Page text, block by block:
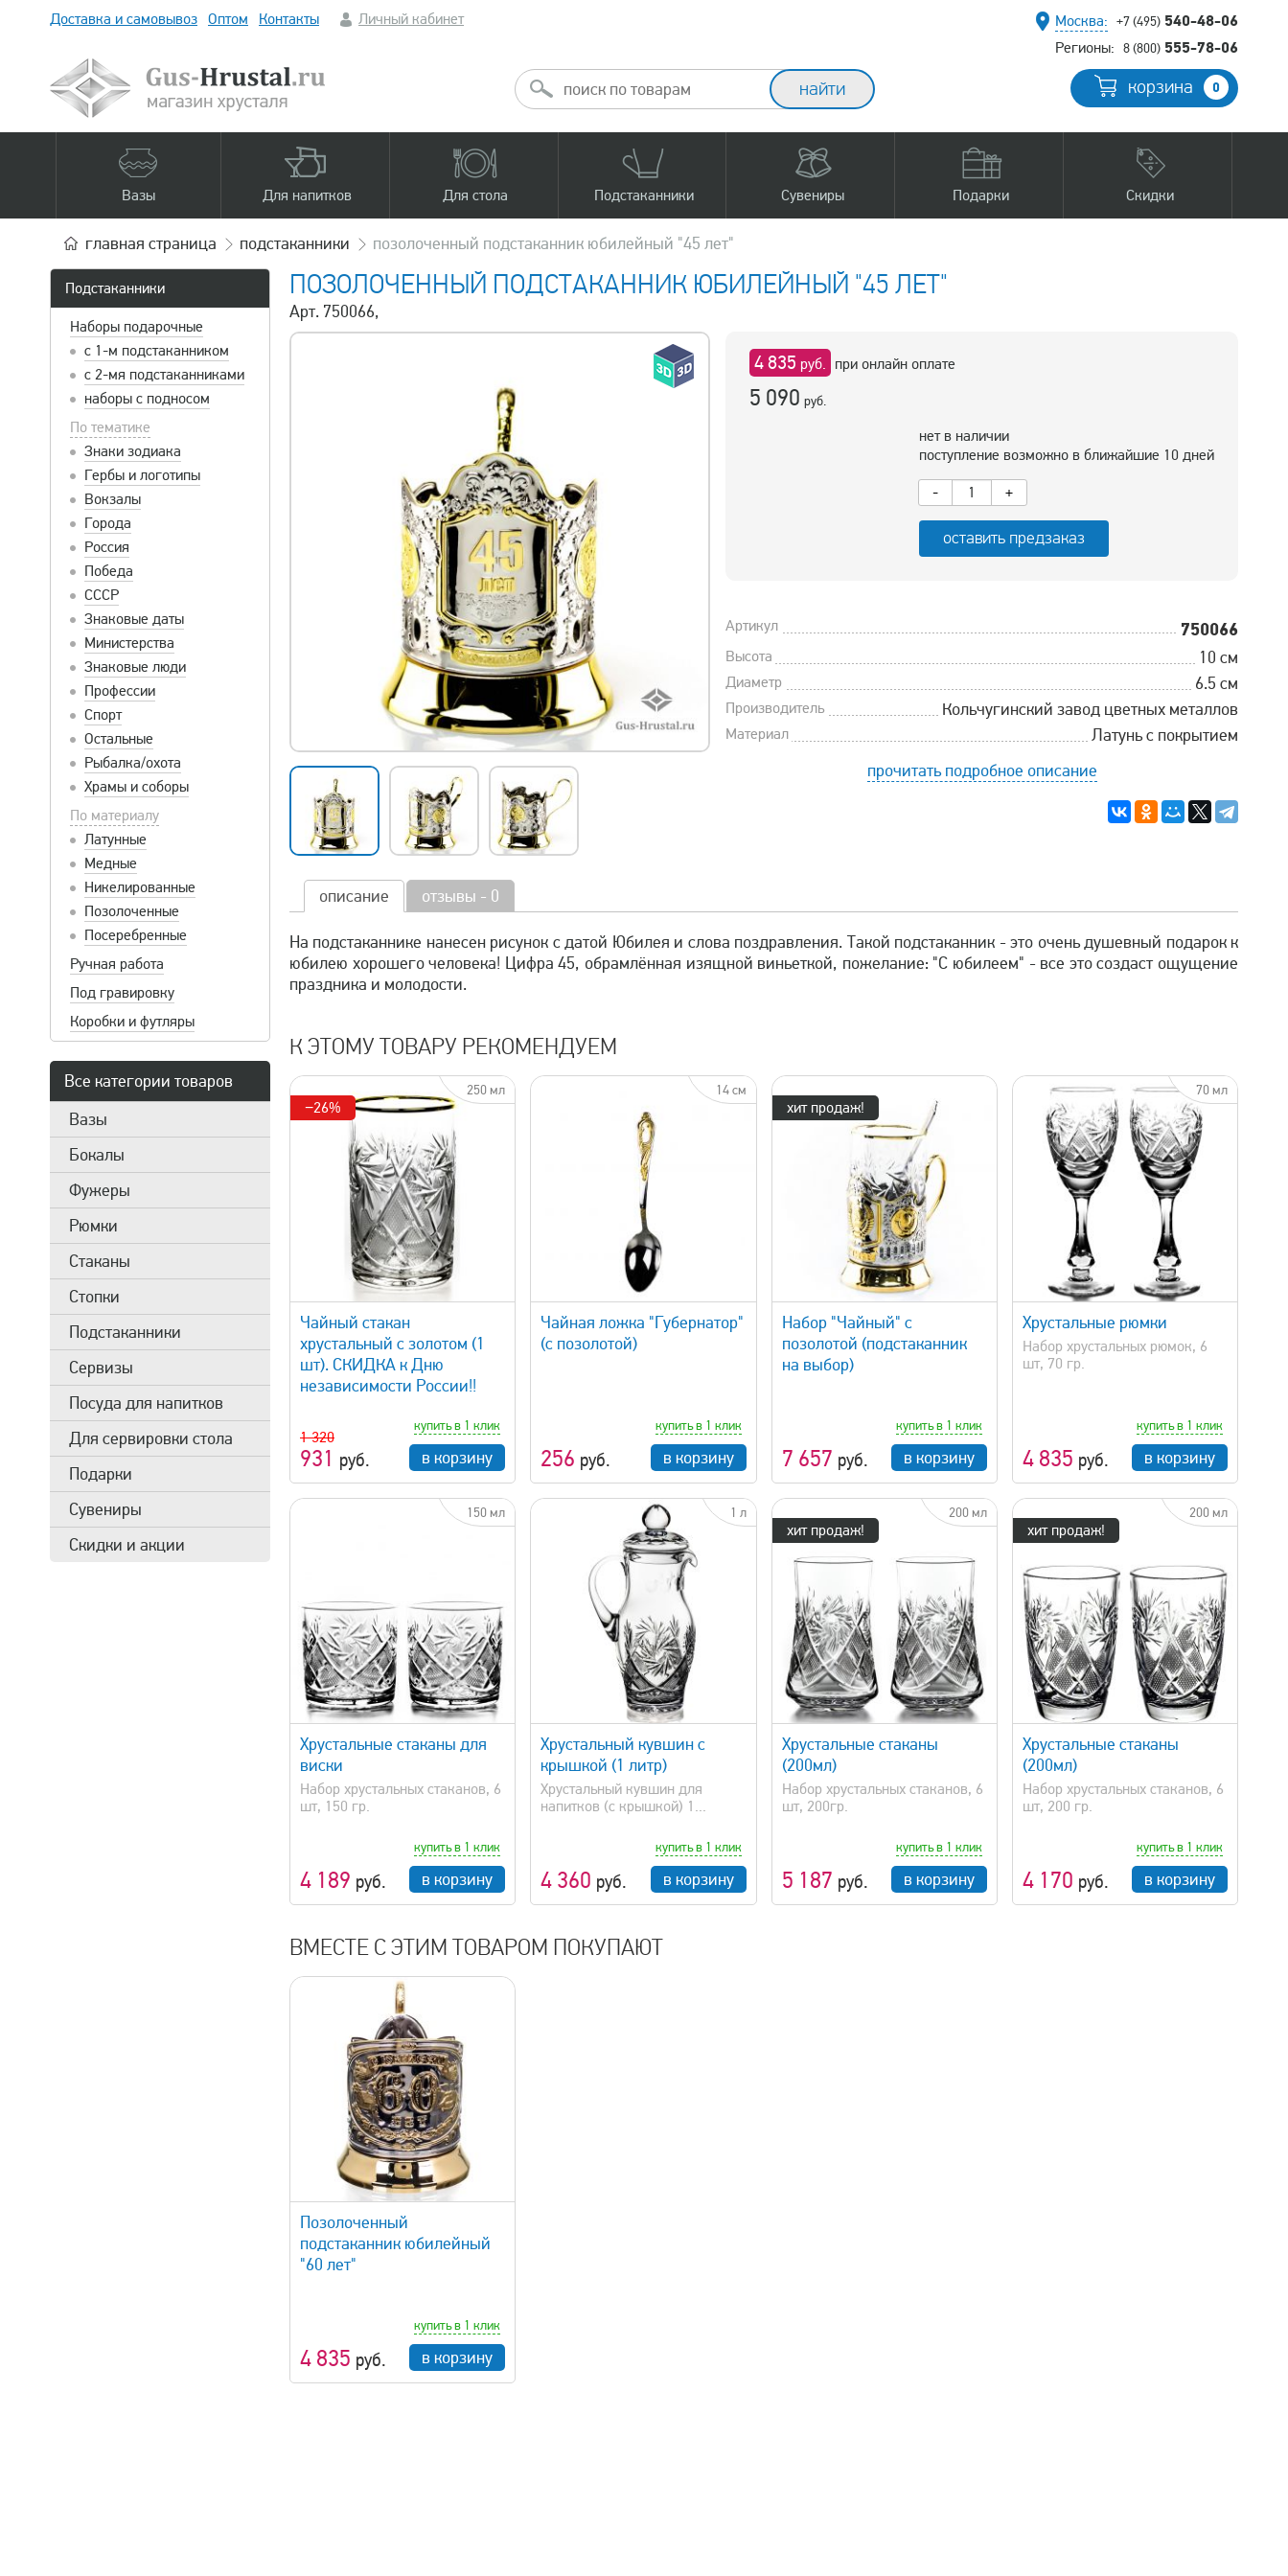
Доставка и самовывоз Оптом Контакты Личный кабинет Москва: +7 (495) 540-48-06
Регионы: 8 (800) 555-78-06
корзина 0
Вазы Для напитков Для стола Подстаканники Сувениры Подарки Скидки
главная страница подстаканники позолоченный подстаканник юбилейный "45 лет"
Подстаканники
Наборы подарочные
с 1-м подстаканником
с 2-мя подстаканниками
наборы с подносом
По тематике
Знаки зодиака
Гербы и логотипы
Вокзалы
Города
Россия
Победа
СССР
Знаковые даты
Министерства
Знаковые люди
Профессии
Спорт
Остальные
Рыбалка/охота
Храмы и соборы
По материалу
Латунные
Медные
Никелированные
Позолоченные
Посеребренные
Ручная работа
Под гравировку
Коробки и футляры
Все категории товаров
Вазы
Бокалы
Фужеры
Рюмки
Стаканы
Стопки
Подстаканники
Сервизы
Посуда для напитков
Для сервировки стола
Подарки
Сувениры
Скидки и акции
ПОЗОЛОЧЕННЫЙ ПОДСТАКАННИК ЮБИЛЕЙНЫЙ "45 ЛЕТ"
Арт. 750066,
4 835 руб. при онлайн оплате
5 090 руб.
нет в наличии
поступление возможно в ближайшие 10 дней
-
+
оставить предзаказ
Артикул 750066
Высота 10 см
Диаметр 6.5 см
Производитель Кольчугинский завод цветных металлов
Материал
Латунь с покрытием
прочитать подробное описание
описание отзывы - 0
На подстаканнике нанесен рисунок с датой Юбилея и слова поздравления. Такой подстаканник - это очень душевный подарок к
юбилею хорошего человека! Цифра 45, обрамлённая изящной виньеткой, пожелание: "С юбилеем" - все это создаст ощущение
праздника и молодости.
К ЭТОМУ ТОВАРУ РЕКОМЕНДУЕМ
−26%
250 мл
Чайный стакан
хрустальный с золотом (1
шт). СКИДКА к Дню
независимости России!!
1 320
931 руб.
купить в 1 клик
в корзину
14 см
быстрый просмотр
Чайная ложка "Губернатор"
(с позолотой)
256 руб.
купить в 1 клик
в корзину
хит продаж!
быстрый просмотр
Набор "Чайный" с
позолотой (подстаканник
на выбор)
7 657 руб.
купить в 1 клик
в корзину
70 мл
быстрый просмотр
Хрустальные рюмки
Набор хрустальных рюмок, 6
шт, 70 гр.
4 835 руб.
купить в 1 клик
в корзину
150 мл
Хрустальные стаканы для
виски
Набор хрустальных стаканов, 6
шт, 150 гр.
4 189 руб.
купить в 1 клик
в корзину
1 л
быстрый просмотр
Хрустальный кувшин с
крышкой (1 литр)
Хрустальный кувшин для
напитков (с крышкой) 1...
4 360 руб.
купить в 1 клик
в корзину
хит продаж!
200 мл
быстрый просмотр
Хрустальные стаканы
(200мл)
Набор хрустальных стаканов, 6
шт, 200гр.
5 187 руб.
купить в 1 клик
в корзину
хит продаж!
200 мл
быстрый просмотр
Хрустальные стаканы
(200мл)
Набор хрустальных стаканов, 6
шт, 200 гр.
4 170 руб.
купить в 1 клик
в корзину
ВМЕСТЕ С ЭТИМ ТОВАРОМ ПОКУПАЮТ
Позолоченный
подстаканник юбилейный
"60 лет"
4 835 руб.
купить в 1 клик
в корзину